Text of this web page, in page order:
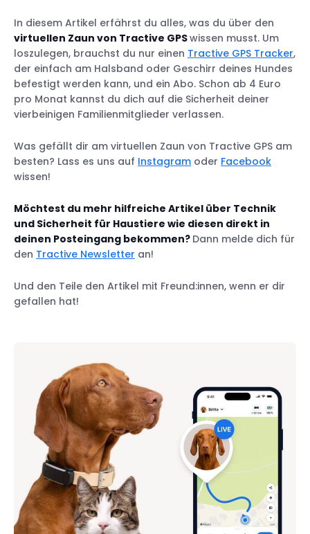
In diesem Artikel erfährst du alles, was du über den
virtuellen Zaun von Tractive GPSwissen musst. Um
loszulegen, brauchst du nur einen Tractive GPS Tracker,
der einfach am Halsband oder Geschirr deines Hundes
befestigt werden kann, und ein Abo. Schon ab 4 Euro
pro Monat kannst du dich auf die Sicherheit deiner
vierbeinigen Familienmitglieder verlassen.
Was gefällt dir am virtuellen Zaun von Tractive GPS am
besten? Lass es uns auf Instagram oder Facebook
wissen!
Möchtest du mehr hilfreiche Artikel über Technik
und Sicherheit für Haustiere wie diesen direkt in
deinen Posteingang bekommen? Dann melde dich für
den Tractive Newsletter an!
Und den Teile den Artikel mit Freund:innen, wenn er dir
gefallen hat!